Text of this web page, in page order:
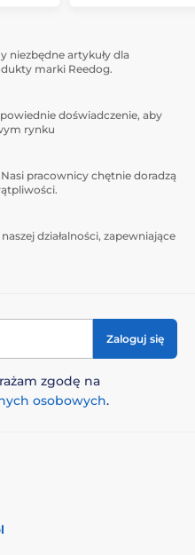
niezbędne artykuły dla
marki Reedog.
doświadczenie, aby
rynku
pracownicy chętnie doradzą
działalności, zapewniające
Zaloguj się
zgodę na
osobowych.